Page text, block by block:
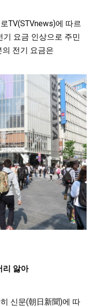
TV(STVnews)에 따르
기 요금 인상으로 주민
전기 요금은
리 앓아
신문(朝日新聞)에 따